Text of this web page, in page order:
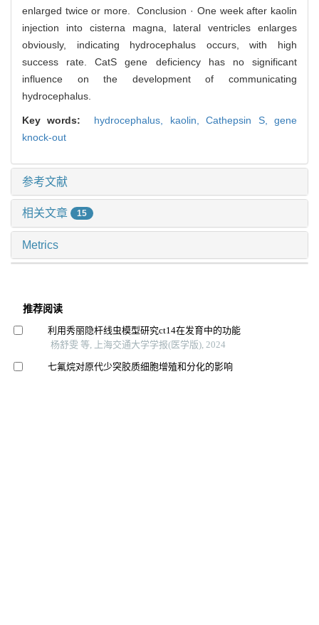
enlarged twice or more. Conclusion · One week after kaolin
injection into cisterna magna, lateral ventricles enlarges
obviously, indicating hydrocephalus occurs, with high
success rate. CatS gene deficiency has no significant
influence on the development of communicating
hydrocephalus.
Key words: hydrocephalus, kaolin,Cathepsin S,gene
knock-out
参考文献
相关文章 15
Metrics
推荐阅读
利用秀丽隐杆线虫模型研究ct14在发育中的功能
杨舒雯 等, 上海交通大学学报(医学版), 2024
七氟烷对原代少突胶质细胞增殖和分化的影响